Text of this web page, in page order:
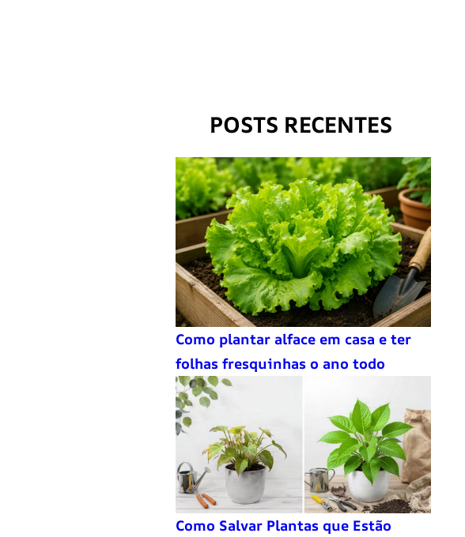
POSTS RECENTES
Como plantar alface em casa e ter
folhas fresquinhas o ano todo
Como Salvar Plantas que Estão